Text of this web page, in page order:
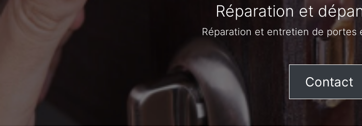
Réparation et
Réparation et entretien de portes
Contact